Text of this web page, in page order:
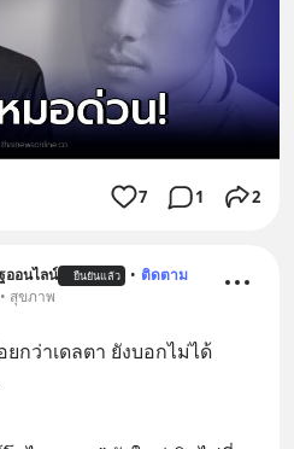
7 1 2
ออนไลน์ ยืนยันแล้ว • ติดตาม
สุขภาพ
กว่าเดลตา ยังบอกไม่ได้